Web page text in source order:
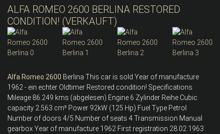
ALFA ROMEO 2600 BERLINA RESTORED
CONDITION! (VERKAUFT)
Alfa Romeo 2600 Berlina This car is sold Year of manufacture
1962 - ein echter Oldtimer Restored condition! Specifications
Mileage 86.249 kms (abgelesen) Engine 6 Zylinder Reihe Cubic
capacity 2.563 cm³ Power 92kW (125 Hp) Fuel Type Petrol
Number of doors 4/5 Number of seats 4 Transmission Manual
gearbox Year of manufacture 1962 First registration 28.02.1963